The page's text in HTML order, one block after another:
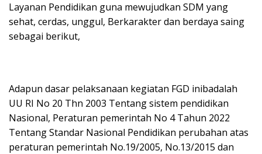
Layanan Pendidikan guna mewujudkan SDM yang
sehat, cerdas, unggul, Berkarakter dan berdaya saing
sebagai berikut,
Adapun dasar pelaksanaan kegiatan FGD inibadalah
UU RI No 20 Thn 2003 Tentang sistem pendidikan
Nasional, Peraturan pemerintah No 4 Tahun 2022
Tentang Standar Nasional Pendidikan perubahan atas
peraturan pemerintah No.19/2005, No.13/2015 dan